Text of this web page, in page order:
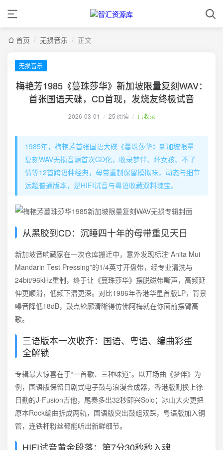
首页 / 无损音乐 / 正文
无损音乐
梅艳芳1985《蔓珠莎华》新加坡限量复刻WAV：
首张国语天碟，CD首现，发烧友终极试音
2026-03-01 / 25 阅读 / 已收录
1985年，梅艳芳首张国语大碟《蔓珠莎华》新加坡限量
复刻WAV无损音源首次CD化，收录梦伴、坏女孩、不了
情等12首跨语种经典，母带重制保留模拟味，动态与细节
远超普通版本，是HIFI试音与粤语收藏双料瑰宝。
从黑胶到CD：沉睡四十年的母带重见天日
新加坡音响藏家在一次仓库搬迁中，意外发现标注“Anita Mui
Mandarin Test Pressing”的1/4英寸开盘带，经专业清洗与
24bit/96kHz重制，终于让《蔓珠莎华》摆脱磁带嘶声，高频延
伸更顺滑，低频下潜更深。对比1986年香港华星首版LP，背景
噪音降低18dB，鼓点轮廓清晰得仿佛阿梅就在你面前摆臂高
歌。
三语版本一次收齐：国语、粤语、编曲彩蛋
全解锁
专辑最大惊喜在于“一首歌、三种味道”。以开场曲《梦伴》为
例，国语版保留日剧式电子鼓与浪漫合成器，香港版则换上徐
日勤的J-Fusion吉他，尾奏多出32秒即兴Solo；冰山大火更把
原本Rock编曲拆成两轨，国语版突出鼓组双踩，粤语版加入铜
管，连铁杆粉丝都能听出新鲜细节。
HIFI试音黄金段落：第7分30秒秒入魂